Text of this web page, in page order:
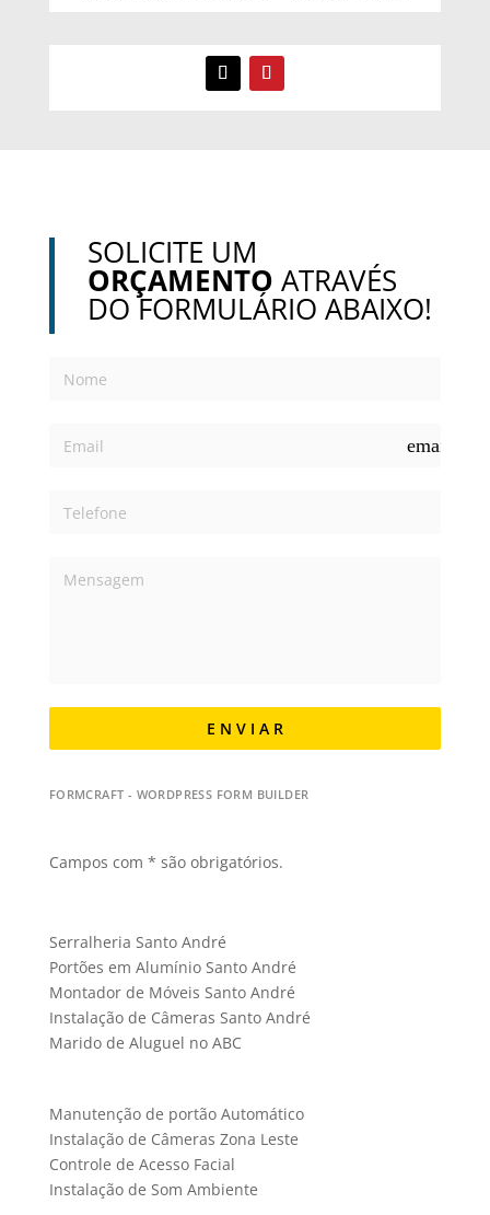
SOLICITE UM
ORÇAMENTO ATRAVÉS
DO FORMULÁRIO ABAIXO!
email
E N V I A R
FORMCRAFT - WORDPRESS FORM BUILDER
Campos com * são obrigatórios.
Serralheria Santo André
Portões em Alumínio Santo André
Montador de Móveis Santo André
Instalação de Câmeras Santo André
Marido de Aluguel no ABC
Manutenção de portão Automático
Instalação de Câmeras Zona Leste
Controle de Acesso Facial
Instalação de Som Ambiente